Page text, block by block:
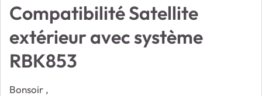
Compatibilité Satellite
extérieur avec système
RBK853
Bonsoir ,